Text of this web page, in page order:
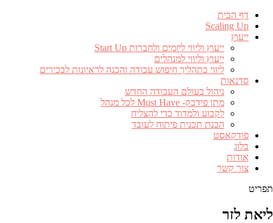
דף הבית
Scaling Up
ייעוץ
ייעוץ וליווי ליזמים ולחברות Start Up
ייעוץ וליווי למנהלים
ליווי בתהליך חיפוש עבודה והכנה לראיונות לבכירים
סדנאות
ניהול בעולם העבודה החדש
מתן פידבק- Must Have לכל מנהל
לקבוע ולמדוד כדי להצליח
הכנת תכנית פיתוח לעובד
פודקאסט
בלוג
אודות
צור קשר
תפריט
ליאת לזר